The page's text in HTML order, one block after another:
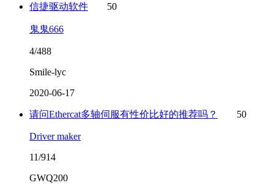
信捷驱动软件 50
鬼鬼666
4/488
Smile-lyc
2020-06-17
请问Ethercat多轴伺服有性价比好的推荐吗？ 50
Driver maker
11/914
GWQ200